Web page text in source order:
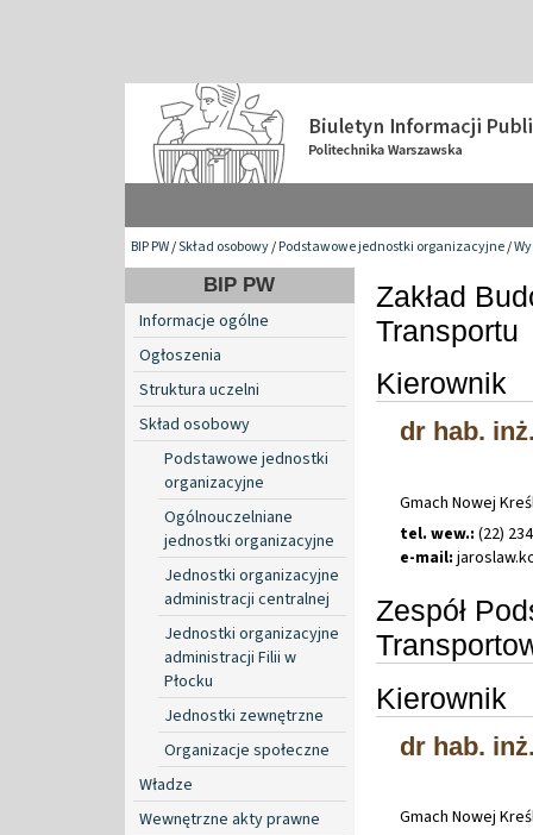
BIP PW/Skład osobowy/Podstawowe jednostki organizacyjne/
BIP PW
Informacje ogólne
Ogłoszenia
Struktura uczelni
Skład osobowy
Podstawowe jednostki
organizacyjne
Ogólnouczelniane
jednostki organizacyjne
Jednostki organizacyjne
administracji centralnej
Jednostki organizacyjne
administracji Filii w
Płocku
Jednostki zewnętrzne
Organizacje społeczne
Władze
Wewnętrzne akty prawne
Zakład
Transportu
Kierownik
dr hab.
Gmach Nowej
tel. wew.: (22)
e-mail: jaroslaw.
Zespół
Kierownik
dr hab.
Gmach Nowej